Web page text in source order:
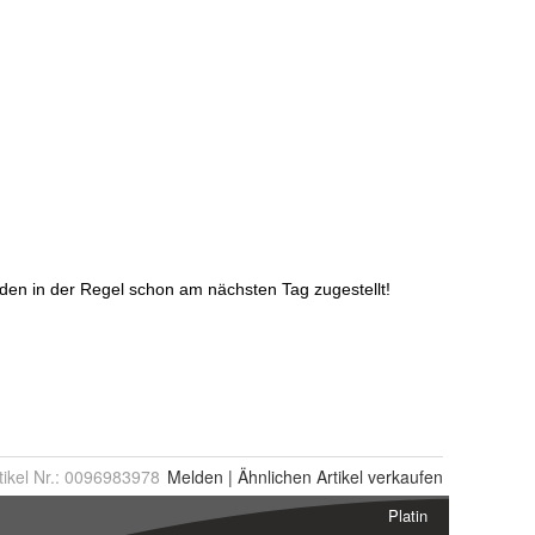
Nr.: 0096983978 Melden | Ähnlichen Artikel verkaufen
Platin